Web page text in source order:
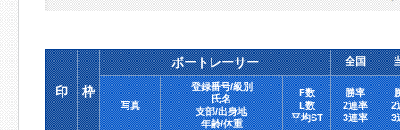
印 枠
ボートレーサー 全国
写真
登録番号/級別
氏名
支部/出身地
年齢/体重
F数
L数
平均ST
勝率
2連率
3連率
2
3